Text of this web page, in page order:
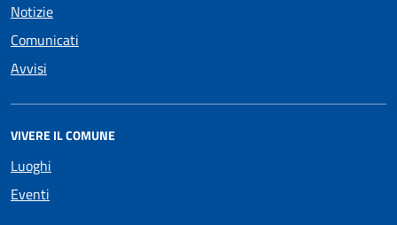
Notizie
Comunicati
Avvisi
VIVERE IL COMUNE
Luoghi
Eventi